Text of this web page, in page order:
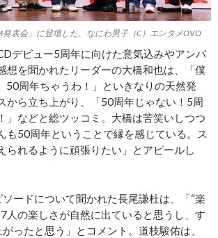
発表会」に登壇した、なにわ男子（C）エンタメOVO
デビュー5周年に向けた意気込みやアンバ
想を聞かれたリーダーの大橋和也は、「僕
50周年ちゃうわ！」といきなりの天然発
から立ち上がり、「50周年じゃない！5周
」などと総ツッコミ。大橋は苦笑いしつつ
も50周年ということで縁を感じている。ス
られるように頑張りたい」とアピールし
ードについて聞かれた長尾謙杜は、「“楽
人の楽しさが自然に出ていると思うし、す
ったと思う」とコメント。道枝駿佑は、